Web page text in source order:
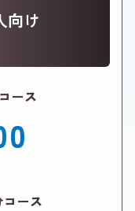
向け
ース
ース